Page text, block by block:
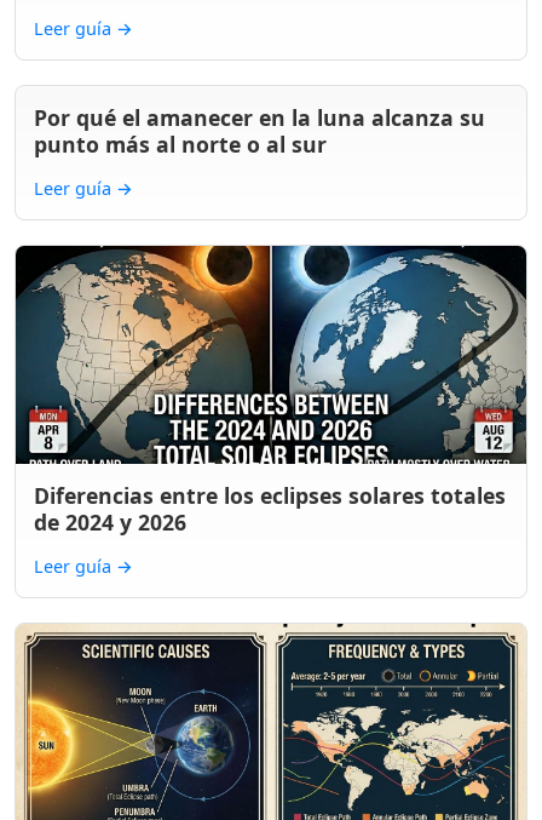
Leer guía →
Por qué el amanecer en la luna alcanza su
punto más al norte o al sur
Leer guía →
Diferencias entre los eclipses solares totales
de 2024 y 2026
Leer guía →